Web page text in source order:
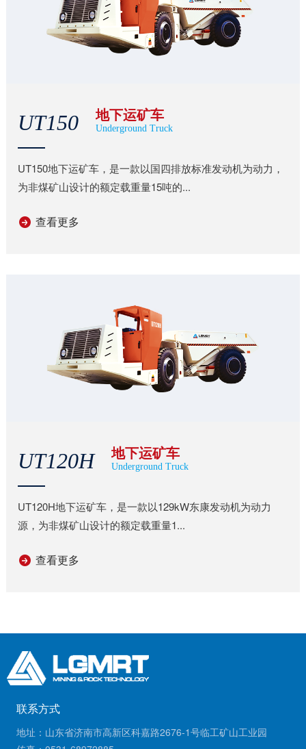
UT150 地下运矿车
Underground Truck
UT150地下运矿车，是一款以国四排放标准发动机为动力，
为非煤矿山设计的额定载重量15吨的...
查看更多
UT120H 地下运矿车
Underground Truck
UT120H地下运矿车，是一款以129kW东康发动机为动力
源，为非煤矿山设计的额定载重量1...
查看更多
联系方式
地址：山东省济南市高新区科嘉路2676-1号临工矿山工业园